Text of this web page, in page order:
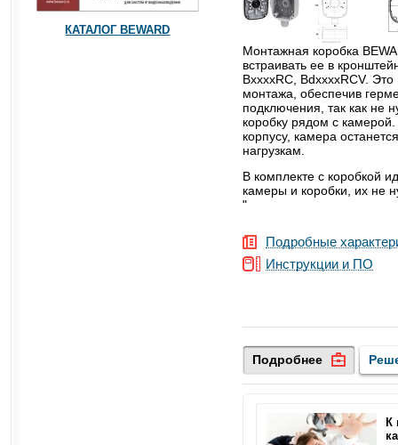
Монтажная коробка
встраивать ее в
BxxxxRC, BdxxxxRCV. Это
монтажа, обеспечив
подключения, так как не
коробку рядом с
корпусу, камера
нагрузкам.
В комплекте с коробкой
камеры и коробки, их не
"
Подробные
Инструкции и ПО
Подробнее
К
КАТАЛОГ BEWARD